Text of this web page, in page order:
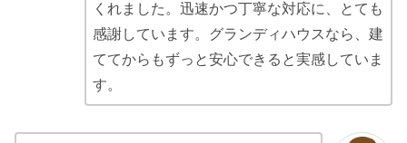
くれました。迅速かつ丁寧な対応に、とても
感謝しています。グランディハウスなら、建
ててからもずっと安心できると実感していま
す。